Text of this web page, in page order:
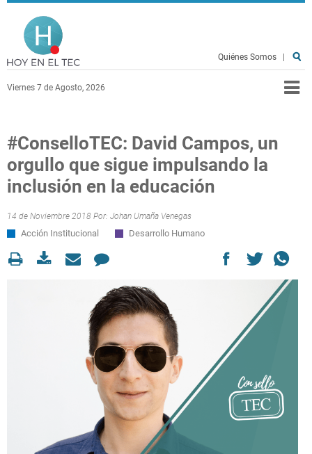
Pasar al contenido principal
Viernes 7 de Agosto, 2026
Quiénes Somos
#ConselloTEC: David Campos, un
orgullo que sigue impulsando la
inclusión en la educación
14 de Noviembre 2018 Por: Johan Umaña Venegas
Acción Institucional Desarrollo Humano